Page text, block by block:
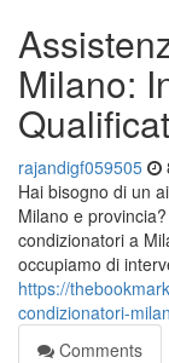
Milano:
rajandigf059505
Hai bisogno di un
Milano e
condizionatori a
occupiamo di
https://
condizionatori-
Comments